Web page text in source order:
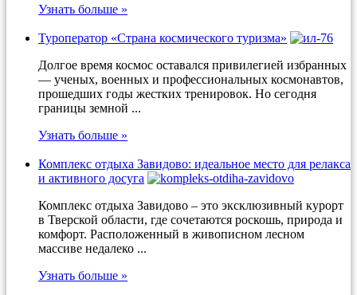
Узнать больше »
Туроператор «Страна космического туризма»
Долгое время космос оставался привилегией избранных
— ученых, военных и профессиональных космонавтов,
прошедших годы жестких тренировок. Но сегодня
границы земной ...
Узнать больше »
Комплекс отдыха Завидово: идеальное место для релакса
и активного досуга
Комплекс отдыха Завидово – это эксклюзивный курорт
в Тверской области, где сочетаются роскошь, природа и
комфорт. Расположенный в живописном лесном
массиве недалеко ...
Узнать больше »